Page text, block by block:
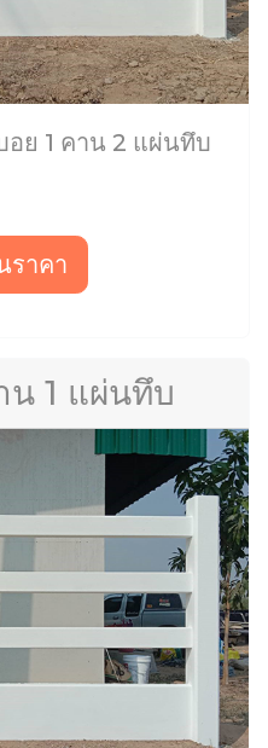
ย 1 คาน 2 แผ่นทึบ
ราคา
น 1 แผ่นทึบ